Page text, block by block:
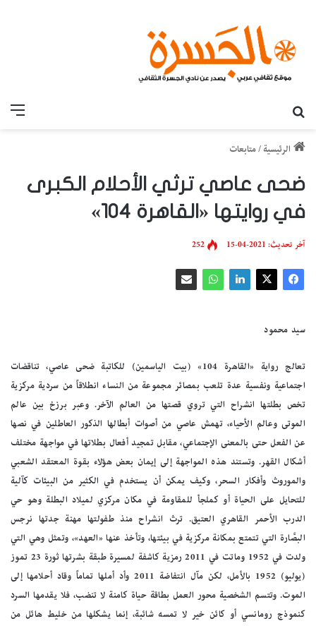
الرئيسية /متابعات
ضحى عاصي ترثي الأحلام الكبرى
في روايتها «القاهرة 104»
آخر تحديث: 2021-04-15 252
سيد محمود
تعالج رواية «القاهرة 104» (بيت الياسمين) للكاتبة ضحى عاصي، تناقضات
اجتماعية ونفسية عدة تلعب بمصائر مجموعة من النساء انطلاقاً من سردية مركزية
تخص بطلتها انشراح التي تروي قصتها من العالم الآخر. وعبر برزخ بين عالم
الموتى وعالم الأحياء، تهمش عاصي من أصوات أبطالها الذكور العاطلين في نصها
عن الفعل حتى بالمعنى الإجتماعي، مقابل تمجيد أفعال بطلاتها في مواجهة مختلف
أشكال القهر. وتستند هذه المواجهة إلى إيمان بعض هؤلاء بقوة المعتقد الشعبي
والموروث وأفكار السحر، وكيف يمكن أن يستخدم في الكثير من البيئات كآلية
للتحايل على الحياة أو كملجأ للمقاومة في مكان مركزي لميلاد البطلة وهو حي
الدرب الأحمر القاهري العتيق. ترث انشراح منذ طفولتها مهنة جدتها نرجس
البصَّارة التي تتمتع بمكانة مركزية في بيئتها، وتأخذ عنها «العهد»، وتمثل وهي التي
ولدت في 1952 وماتت في 2011 رمزية كاشفة لمسيرة طبقة بشرتها ثورة 23 تموز
(يوليو) 1952 بالأمل، لكن مآل انتفاضة 2011 وأد أملها تماماً وقاد أحلامها إلى
الموت. وتتسم الشخصية محور العمل بطاقة حياة كامنة لا تنضب، فلا يقدمها السرد
كنموذج رومانسي أو كائن خير لا تمسه شائبة، إنما يشكلها من خليط هائل من